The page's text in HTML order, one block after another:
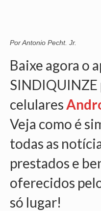
JURÍDICO
NÚCLEOS
APOSENTADOS
AGENTES DE
Por Antonio Pecht. Jr.
Baixe agora o
SINDIQUINZE
celulares
Veja como é
todas as
prestados e
oferecidos
só lugar!